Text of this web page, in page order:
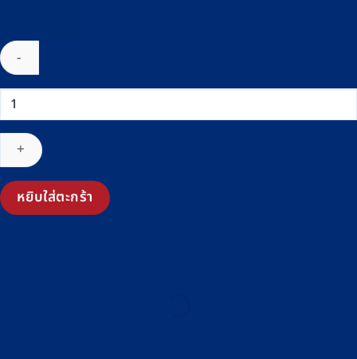
จำนวน
เครื่อง
ชั่ง
หนัก
ตั้ง
พื้น
หยิบใส่ตะกร้า